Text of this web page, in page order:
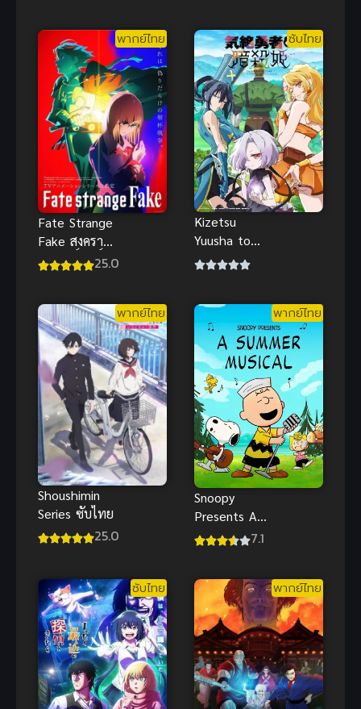
พากย์ไทย
Fate Strange
Fake สงคราม
จอกศักดิ์สิทธิ์25.0
ซับไทย
Kizetsu
Yuusha to
Ansatsu
หญิงนักฆ่า
พากย์ไทย
Shoushimin
Series ซับไทย
25.0
พากย์ไทย
Snoopy
Presents A
Summer
พากย์ไทย
7.1
ซับไทย พากย์ไทย